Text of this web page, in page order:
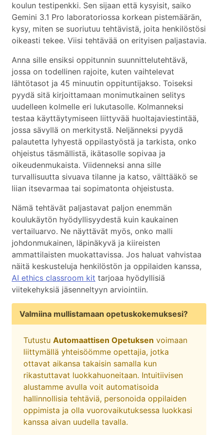
koulun testipenkki. Sen sijaan että kysyisit, saiko
Gemini 3.1 Pro laboratoriossa korkean pistemäärän,
kysy, miten se suoriutuu tehtävistä, joita henkilöstösi
oikeasti tekee. Viisi tehtävää on erityisen paljastavia.
Anna sille ensiksi oppitunnin suunnittelutehtävä,
jossa on todellinen rajoite, kuten vaihtelevat
lähtötasot ja 45 minuutin oppituntijakso. Toiseksi
pyydä sitä kirjoittamaan monimutkainen selitys
uudelleen kolmelle eri lukutasolle. Kolmanneksi
testaa käyttäytymiseen liittyvää huoltajaviestintää,
jossa sävyllä on merkitystä. Neljänneksi pyydä
palautetta lyhyestä oppilastyöstä ja tarkista, onko
ohjeistus täsmällistä, ikätasolle sopivaa ja
oikeudenmukaista. Viidenneksi anna sille
turvallisuutta sivuava tilanne ja katso, välttääkö se
liian itsevarmaa tai sopimatonta ohjeistusta.
Nämä tehtävät paljastavat paljon enemmän
koulukäytön hyödyllisyydestä kuin kaukainen
vertailuarvo. Ne näyttävät myös, onko malli
johdonmukainen, läpinäkyvä ja kiireisten
ammattilaisten muokattavissa. Jos haluat vahvistaa
näitä keskusteluja henkilöstön ja oppilaiden kanssa,
AI ethics classroom kit tarjoaa hyödyllisiä
viitekehyksiä jäsenneltyyn arviointiin.
Valmiina mullistamaan opetuskokemuksesi?
Tutustu Automaattisen Opetuksen voimaan
liittymällä yhteisöömme opettajia, jotka
ottavat aikansa takaisin samalla kun
rikastuttavat luokkahuoneitaan. Intuitiivisen
alustamme avulla voit automatisoida
hallinnollisia tehtäviä, personoida oppilaiden
oppimista ja olla vuorovaikutuksessa luokkasi
kanssa aivan uudella tavalla.